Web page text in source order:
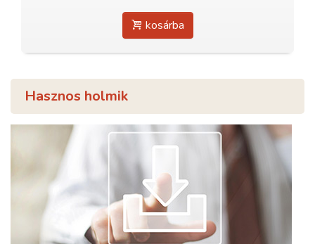
kosárba
Hasznos holmik